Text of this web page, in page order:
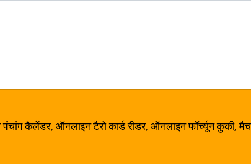
कैलेंडर, ऑनलाइन टैरो कार्ड रीडर, ऑनलाइन फॉर्च्यून कुकी,